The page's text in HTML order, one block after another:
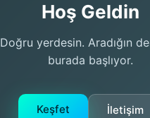
Hoş Geldin
Doğru yerdesin. Aradığın
burada başlıyor.
Keşfet İletişim